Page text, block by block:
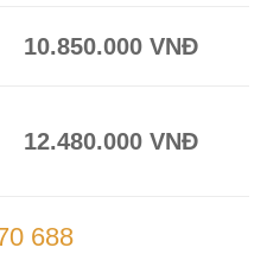
10.850.000 VNĐ
12.480.000 VNĐ
688